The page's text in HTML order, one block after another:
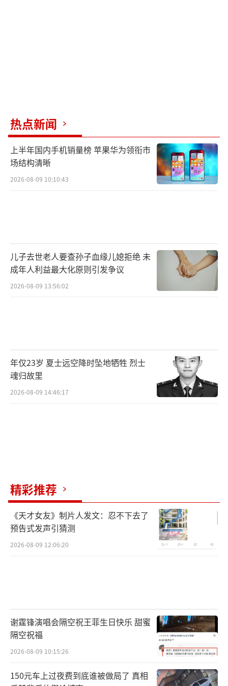
功保障的第十九次海上发射任务。2026年2月1
2日，捷龙三号遥九运载火箭在我国南海海域点
火升空，采用一箭七星海上发射方式，将共7颗
卫星送入预定轨道。
（责任编辑：zhangxiaohua）
热点新闻
上半年国内手机销量榜 苹果华为领衔市
场结构清晰
2026-08-09 10:10:43
儿子去世老人要查孙子血缘儿媳拒绝 未
成年人利益最大化原则引发争议
2026-08-09 13:56:02
年仅23岁 夏士远空降时坠地牺牲 烈士
魂归故里
2026-08-09 14:46:17
精彩推荐
《天才女友》制片人发文：忍不下去了
预告式发声引猜测
2026-08-09 12:06:20
谢霆锋演唱会隔空祝王菲生日快乐 甜蜜
隔空祝福
2026-08-09 10:15:26
150元车上过夜费到底谁被做局了 真相